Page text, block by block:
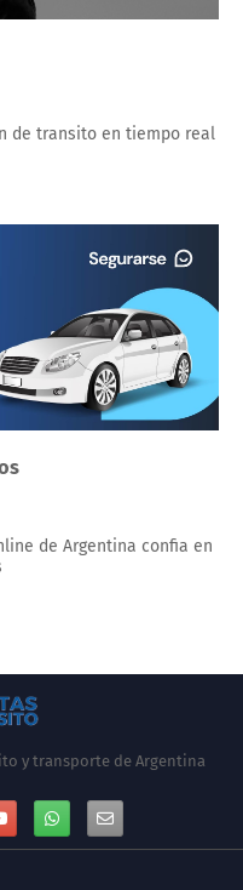
de transito en tiempo real
de Argentina confia en
y transporte de Argentina